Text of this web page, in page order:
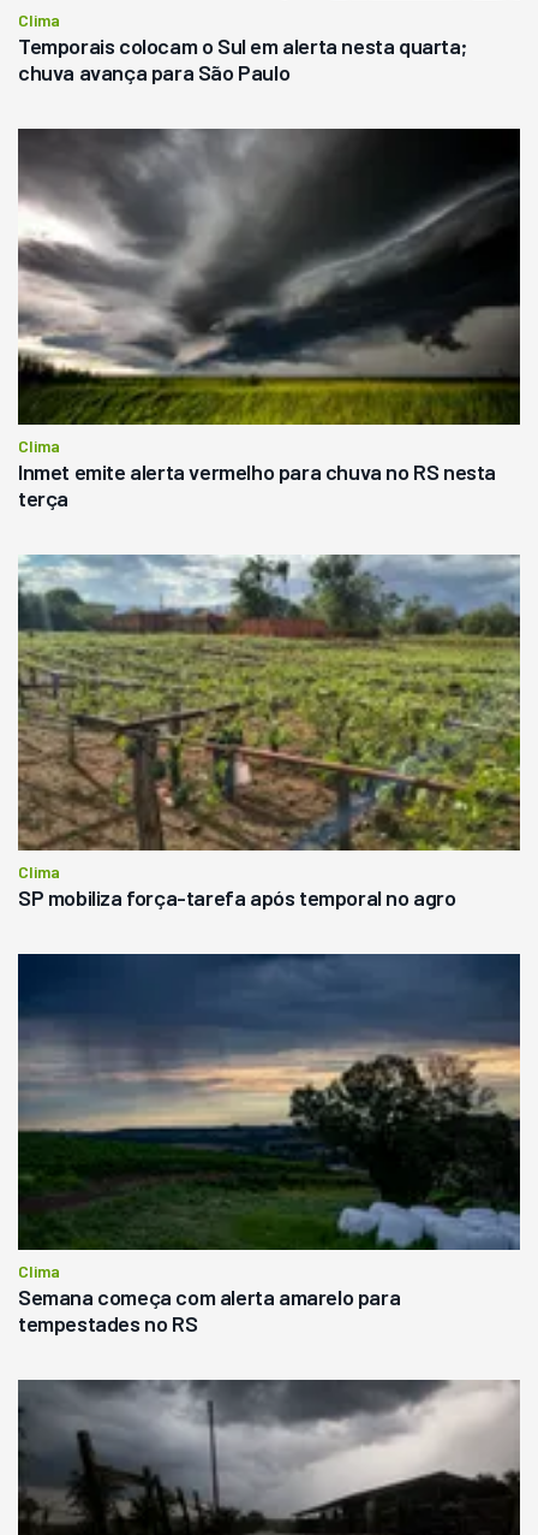
Clima
Temporais colocam o Sul em alerta nesta quarta;
chuva avança para São Paulo
Clima
Inmet emite alerta vermelho para chuva no RS nesta
terça
Clima
SP mobiliza força-tarefa após temporal no agro
Clima
Semana começa com alerta amarelo para
tempestades no RS